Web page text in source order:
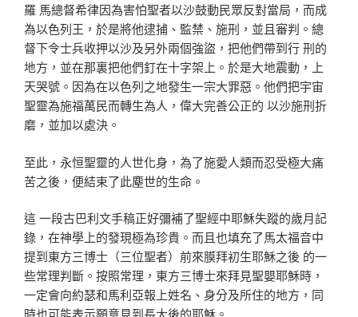
羅 馬總督希律因為害怕聖者以沙鼓動民眾反對當局，而成
為以色列王，於是將他逮捕、監禁、施刑，並且審判。總
督下令士兵收押以沙及另外兩個強盜，把他們帶到行 刑的
地方，並在那裏把他們釘在十字架上。於是大地震動，上
天哭號。因為在以色列之地發生一宗大罪惡。他們把宇宙
聖靈為施福萬民而轉生為人，偉大完善公正的 以沙施刑折
磨，並加以處決。
至此，永恒聖靈的人世化身，為了施愛人類而忍受極大痛
苦之後，便結束了此塵世的生命。
這 一段古巴利文手稿正好彌補了聖經中耶穌失蹤的歲月記
錄，在神學上的發現極為珍貴。而且也填充了馬太福音中
提到東方三博士（三位聖者）前來膜拜初生耶穌之後 的一
些常理判斷。按照常理，東方三博士來拜見聖嬰耶穌時，
一定會向約瑟和馬利亞報上姓名、身分及所住的地方，同